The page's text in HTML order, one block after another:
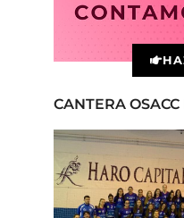
CANTERA